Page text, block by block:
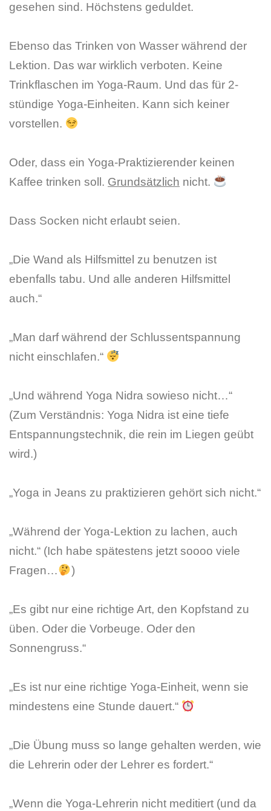
gesehen sind. Höchstens geduldet.
Ebenso das Trinken von Wasser während der
Lektion. Das war wirklich verboten. Keine
Trinkflaschen im Yoga-Raum. Und das für 2-
stündige Yoga-Einheiten. Kann sich keiner
vorstellen.
Oder, dass ein Yoga-Praktizierender keinen
Kaffee trinken soll. Grundsätzlich nicht.
Dass Socken nicht erlaubt seien.
„Die Wand als Hilfsmittel zu benutzen ist
ebenfalls tabu. Und alle anderen Hilfsmittel
auch.“
„Man darf während der Schlussentspannung
nicht einschlafen.“
„Und während Yoga Nidra sowieso nicht…“
(Zum Verständnis: Yoga Nidra ist eine tiefe
Entspannungstechnik, die rein im Liegen geübt
wird.)
„Yoga in Jeans zu praktizieren gehört sich nicht.“
„Während der Yoga-Lektion zu lachen, auch
nicht.“ (Ich habe spätestens jetzt soooo viele
Fragen…
)
„Es gibt nur eine richtige Art, den Kopfstand zu
üben. Oder die Vorbeuge. Oder den
Sonnengruss.“
„Es ist nur eine richtige Yoga-Einheit, wenn sie
mindestens eine Stunde dauert.“
„Die Übung muss so lange gehalten werden, wie
die Lehrerin oder der Lehrer es fordert.“
„Wenn die Yoga-Lehrerin nicht meditiert (und da